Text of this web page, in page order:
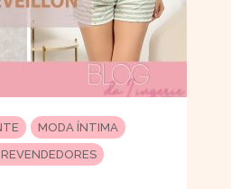
MODA ÍNTIMA